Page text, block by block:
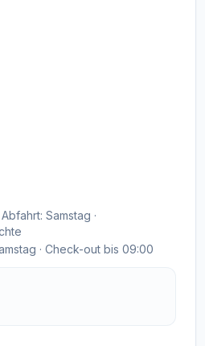
Samstag ·
· Check-out bis 09:00